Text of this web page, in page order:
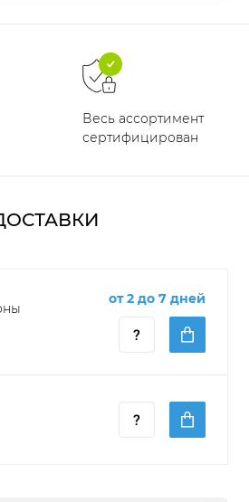
Весь ассортимент
сертифицирован
от 2 до 7 дней